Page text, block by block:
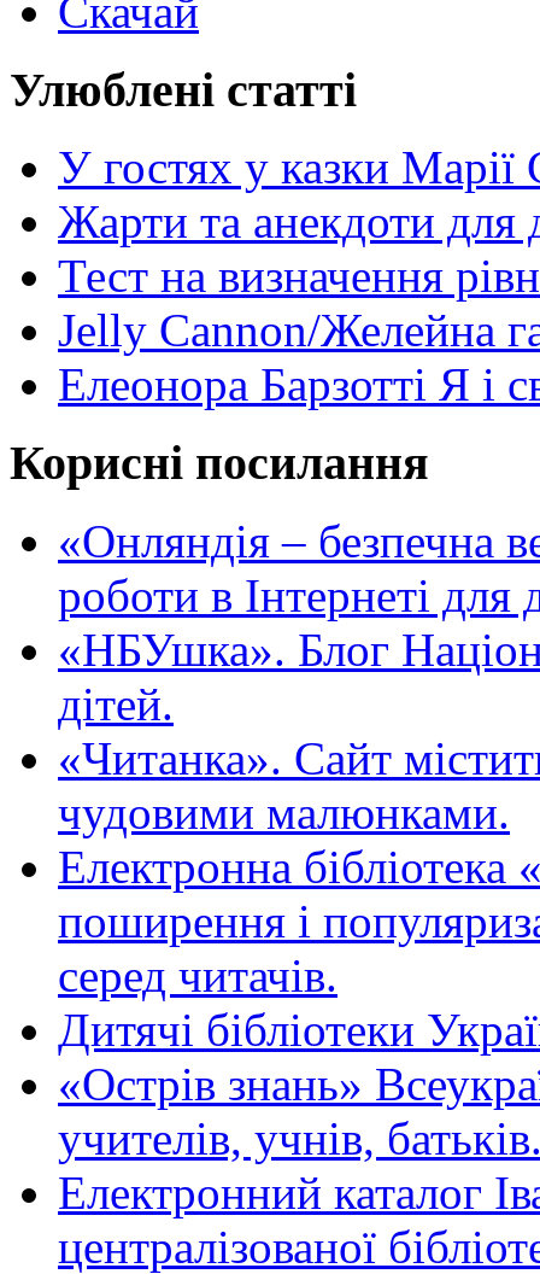
Скачай
Улюблені статті
У гостях у казки
Жарти та анекдоти для
Тест на визначення
Jelly Cannon/Желейна
Елеонора Барзотті Я і
Корисні посилання
«Oнляндія – безпечна
роботи в Інтернеті для
«НБУшка». Блог
дітей.
«Читанка». Сайт
чудовими малюнками.
Електронна
поширення і
серед читачів.
Дитячі бібліотеки
«Острів знань»
учителів, учнів,
Електронний каталог
централізованої